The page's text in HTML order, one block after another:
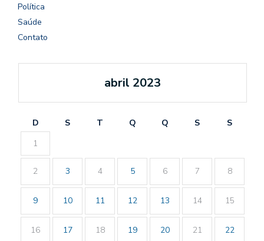
Política
Saúde
Contato
abril 2023
D S T Q Q S
S
1
2 3 4 5 6 7 8
9 10 11 12 13 14 15
16 17 18 19 20 21 22